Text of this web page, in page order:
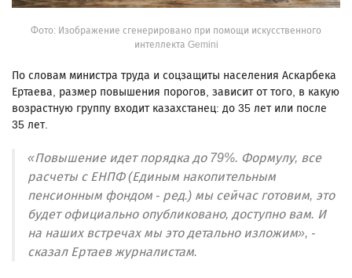
Фото: Изображение сгенерировано при помощи искусственного
интеллекта Gemini
По словам министра труда и соцзащиты населения Аскарбека
Ертаева, размер повышения порогов, зависит от того, в какую
возрастную группу входит казахстанец: до 35 лет или после
35 лет.
«Повышение идет порядка до 79%. Формулу, все
расчеты с ЕНПФ (Единым накопительным
пенсионным фондом - ред.) мы сейчас готовим, это
будет официально опубликовано, доступно вам. И
на наших встречах мы это детально изложим», -
сказал Ертаев журналистам.